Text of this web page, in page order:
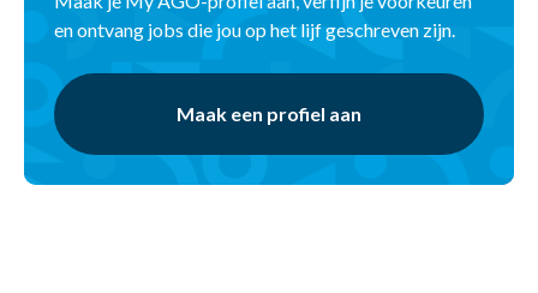
en ontvang jobs die jou op het lijf geschreven zijn.
Maak een profiel aan